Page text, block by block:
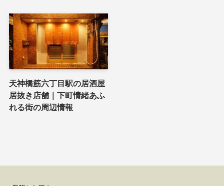
天神橋筋六丁目駅の居酒屋
居抜き店舗｜下町情緒あふ
れる街の周辺情報